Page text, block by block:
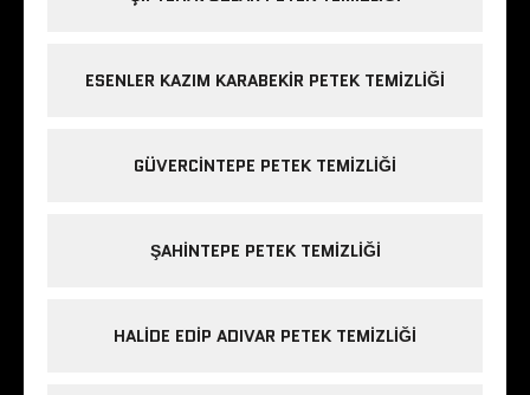
ESENLER KAZIM KARABEKIR PETEK TEMIZLIĞI
GÜVERCINTEPE PETEK TEMIZLIĞI
ŞAHINTEPE PETEK TEMIZLIĞI
HALIDE EDIP ADIVAR PETEK TEMIZLIĞI